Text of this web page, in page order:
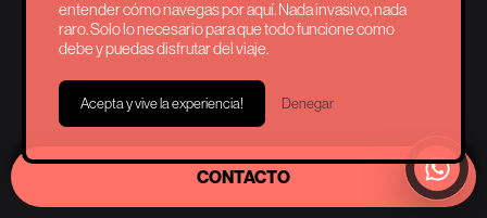
CONTACTO
entender cómo navegas por aquí. Nada invasivo, nada
raro. Solo lo necesario para que todo funcione como
debe y puedas disfrutar del viaje.
Acepta y vive la experiencia! Denegar